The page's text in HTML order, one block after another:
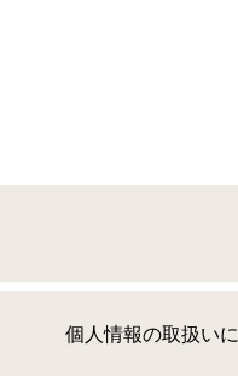
個人情報の取扱い